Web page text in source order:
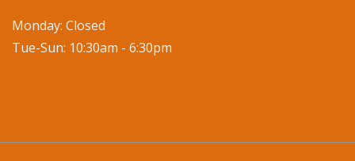
Monday: Closed
Tue-Sun: 10:30am - 6:30pm